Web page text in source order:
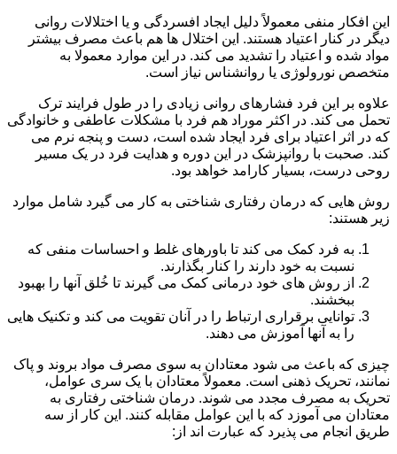
این افکار منفی معمولاً دلیل ایجاد افسردگی و یا اختلالات روانی
دیگر در کنار اعتیاد هستند. این اختلال ها هم باعث مصرف بیشتر
مواد شده و اعتیاد را تشدید می کند. در این موارد معمولا به
متخصص نورولوژی یا روانشناس نیاز است.
علاوه بر این فرد فشارهای روانی زیادی را در طول فرایند ترک
تحمل می کند. در اکثر موراد هم فرد با مشکلات عاطفی و خانوادگی
که در اثر اعتیاد برای فرد ایجاد شده است، دست و پنجه نرم می
کند. صحبت با روانپزشک در این دوره و هدایت فرد در یک مسیر
روحی درست، بسیار کارامد خواهد بود.
روش هایی که درمان رفتاری شناختی به کار می گیرد شامل موارد
زیر هستند:
به فرد کمک می کند تا باورهای غلط و احساسات منفی که
نسبت به خود دارند را کنار بگذارند.
از روش های خود درمانی کمک می گیرند تا خُلق آنها را بهبود
ببخشند.
توانایی برقراری ارتباط را در آنان تقویت می کند و تکنیک هایی
را به آنها آموزش می دهند.
چیزی که باعث می شود معتادان به سوی مصرف مواد بروند و پاک
نمانند، تحریک ذهنی است. معمولاً معتادان با یک سری عوامل،
تحریک به مصرف مجدد می شوند. درمان شناختی رفتاری به
معتادان می آموزد که با این عوامل مقابله کنند. این کار از سه
طریق انجام می پذیرد که عبارت اند از: